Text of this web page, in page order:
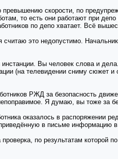
скорости, по
то есть они работают при
по депо хватает. Всё
это недопустимо.
Вы человек слова и
(на телевидении сниму сюжет
РЖД за безопасность
Я думаю, вы тоже за
оказалось в распоряжении
в письме информацию
по результатам которой